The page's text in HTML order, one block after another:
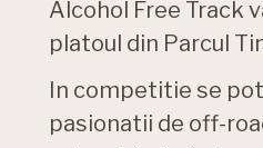
Alcohol Free Track
platoul din Parcul
In competitie se
pasionatii de off-